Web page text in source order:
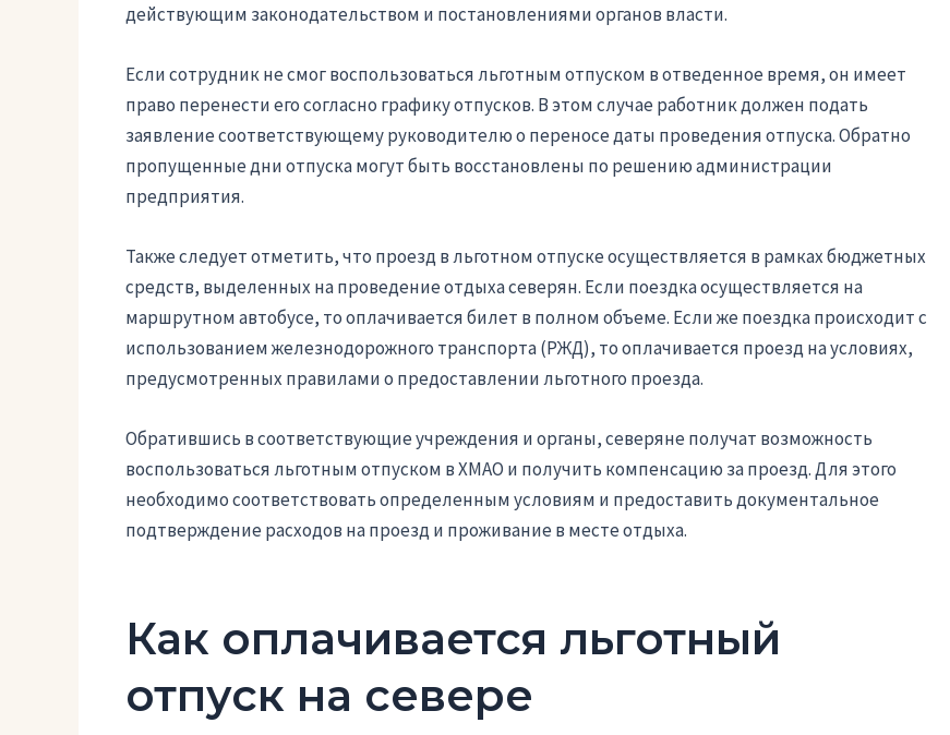
действующим законодательством и постановлениями органов власти.
Если сотрудник не смог воспользоваться льготным отпуском в отведенное время, он имеет
право перенести его согласно графику отпусков. В этом случае работник должен подать
заявление соответствующему руководителю о переносе даты проведения отпуска. Обратно
пропущенные дни отпуска могут быть восстановлены по решению администрации
предприятия.
Также следует отметить, что проезд в льготном отпуске осуществляется в рамках бюджетных
средств, выделенных на проведение отдыха северян. Если поездка осуществляется на
маршрутном автобусе, то оплачивается билет в полном объеме. Если же поездка происходит с
использованием железнодорожного транспорта (РЖД), то оплачивается проезд на условиях,
предусмотренных правилами о предоставлении льготного проезда.
Обратившись в соответствующие учреждения и органы, северяне получат возможность
воспользоваться льготным отпуском в ХМАО и получить компенсацию за проезд. Для этого
необходимо соответствовать определенным условиям и предоставить документальное
подтверждение расходов на проезд и проживание в месте отдыха.
Как оплачивается льготный
отпуск на севере